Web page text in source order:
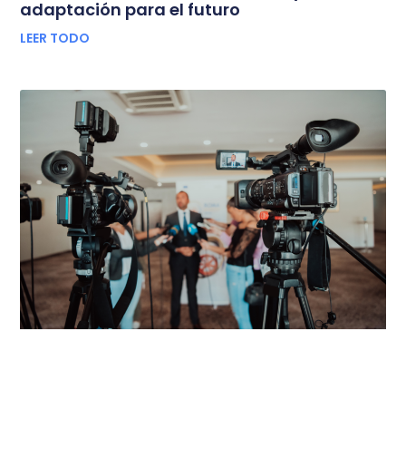
adaptación para el futuro
LEER TODO